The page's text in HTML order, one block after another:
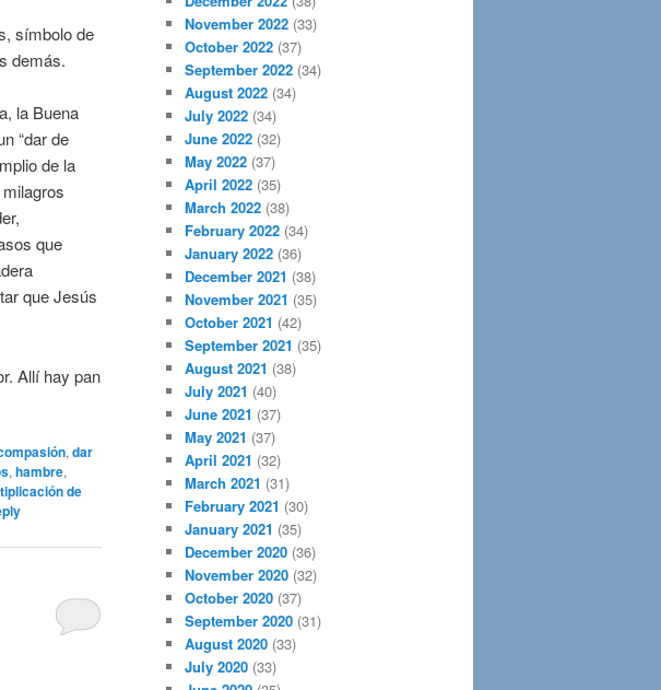
símbolo de
demás.
la Buena
“dar de
de la
que
que Jesús
Allí hay pan
, dar
, hambre,
de
November 2022 (33)
October 2022 (37)
September 2022 (34)
August 2022 (34)
July 2022 (34)
June 2022 (32)
May 2022 (37)
April 2022 (35)
March 2022 (38)
February 2022 (34)
January 2022 (36)
December 2021 (38)
November 2021 (35)
October 2021 (42)
September 2021 (35)
August 2021 (38)
July 2021 (40)
June 2021 (37)
May 2021 (37)
April 2021 (32)
March 2021 (31)
February 2021 (30)
January 2021 (35)
December 2020 (36)
November 2020 (32)
October 2020 (37)
September 2020 (31)
August 2020 (33)
July 2020 (33)